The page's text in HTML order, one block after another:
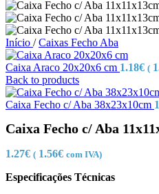
Início / Caixas Fecho Aba
Caixa Araco 20x20x6 cm 1.18€ (
Back to products
Caixa Fecho c/ Aba 38x23x10cm
Caixa Fecho c/ Aba
1.27€ ( 1.56€ com IVA)
Especificações Técnicas